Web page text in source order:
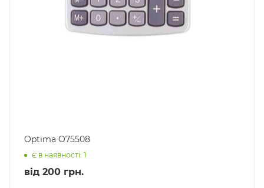
Optima O75508
Є в наявності: 1
від 200 грн.